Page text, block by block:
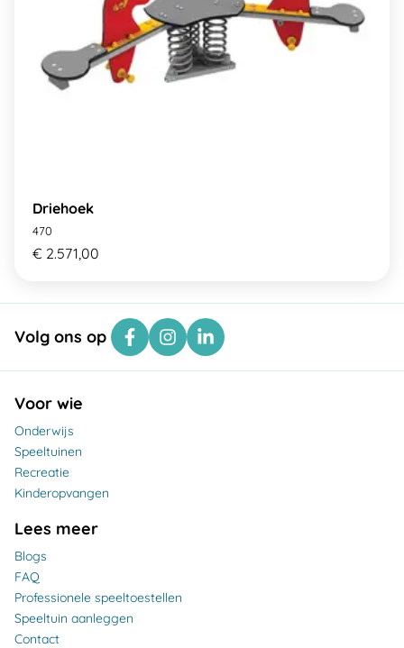
Driehoek
470
€ 2.571,00
Volg ons op
Voor wie
Onderwijs
Speeltuinen
Recreatie
Kinderopvangen
Lees meer
Blogs
FAQ
Professionele speeltoestellen
Speeltuin aanleggen
Contact